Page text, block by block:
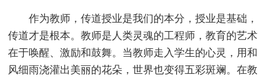
作为教师，传道授业是我们的本分，授业是基础，
传道才是根本。教师是人类灵魂的工程师，教育的艺术
在于唤醒、激励和鼓舞。当教师走入学生的心灵，用和
风细雨浇灌出美丽的花朵，世界也变得五彩斑斓。在教